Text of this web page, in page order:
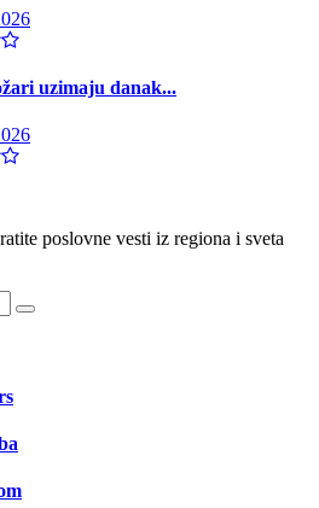
uzimaju danak...
poslovne vesti iz regiona i sveta